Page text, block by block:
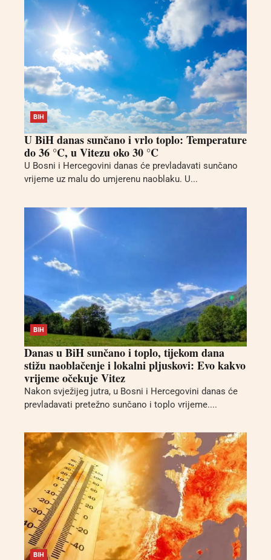
BIH
U BiH danas sunčano i vrlo toplo: Temperature
do 36 °C, u Vitezu oko 30 °C
U Bosni i Hercegovini danas će prevladavati sunčano
vrijeme uz malu do umjerenu naoblaku. U...
BIH
Danas u BiH sunčano i toplo, tijekom dana
stižu naoblačenje i lokalni pljuskovi: Evo kakvo
vrijeme očekuje Vitez
Nakon svježijeg jutra, u Bosni i Hercegovini danas će
prevladavati pretežno sunčano i toplo vrijeme....
BIH